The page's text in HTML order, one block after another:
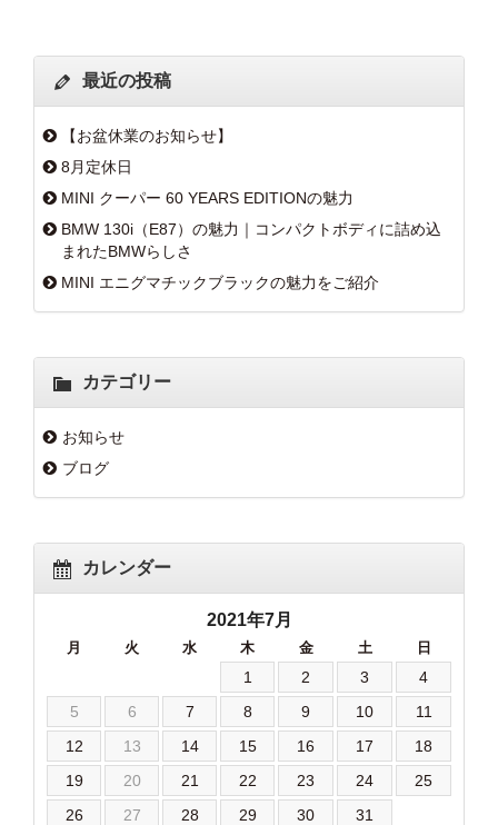
最近の投稿
【お盆休業のお知らせ】
8月定休日
MINI クーパー 60 YEARS EDITIONの魅力
BMW 130i（E87）の魅力｜コンパクトボディに詰め込
まれたBMWらしさ
MINI エニグマチックブラックの魅力をご紹介
カテゴリー
お知らせ
ブログ
カレンダー
2021年7月
月 火 水 木 金 土 日
1 2 3
4
5
6 7 8 9 10
11
12
13 14 15 16 17
18
19
20 21 22 23 24
25
26
27 28 29 30
31